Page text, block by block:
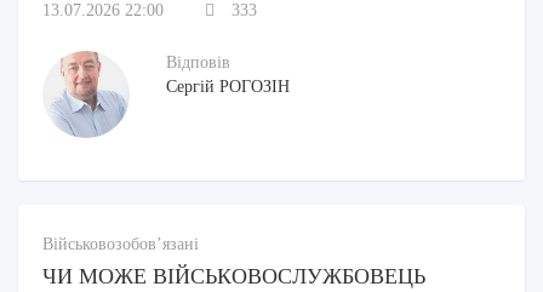
13.07.2026 22:00 333
Відповів
Сергій РОГОЗІН
Військовозобов’язані
ЧИ МОЖЕ ВІЙСЬКОВОСЛУЖБОВЕЦЬ